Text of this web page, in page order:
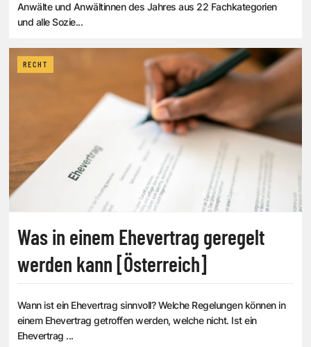
Anwälte und Anwältinnen des Jahres aus 22 Fachkategorien
und alle Sozie...
RECHT
Was in einem Ehevertrag geregelt
werden kann [Österreich]
Wann ist ein Ehevertrag sinnvoll? Welche Regelungen können in
einem Ehevertrag getroffen werden, welche nicht. Ist ein
Ehevertrag ...